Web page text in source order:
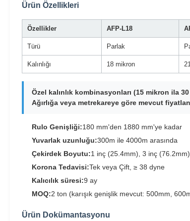
Ürün Özellikleri
Özellikler AFP-L18
Türü Parlak
Kalınlığı 18 mikron
Özel kalınlık kombinasyonları (15 mikron ila
Ağırlığa veya metrekareye göre mevcut
Rulo Genişliği:180 mm'den 1880 mm'ye kadar
Yuvarlak uzunluğu:300m ile 4000m arasında
Çekirdek Boyutu:1 inç (25.4mm), 3 inç (76.2mm)
Korona Tedavisi:Tek veya Çift, ≥ 38 dyne
Kalıcılık süresi:9 ay
MOQ:2 ton (karışık genişlik mevcut: 500mm,
Ürün Dokümantasyonu